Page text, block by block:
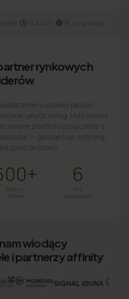
API SLA 24/7 PL i za granicą
rynkowych
wysokiej jakości,
usług. Hybrydowy
portfolio połączone z
— gwarantuje ochronę,
lekarzy
online
6
linii
assistance
wiodący
i partnerzy affinity